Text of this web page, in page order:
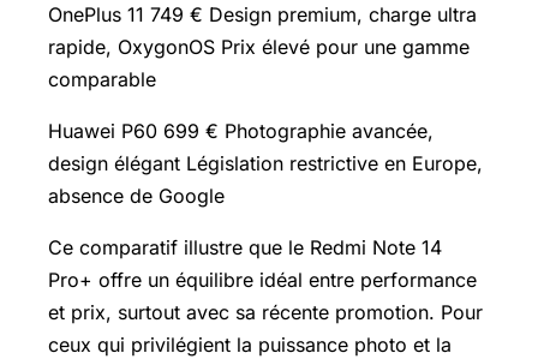
OnePlus 11 749 € Design premium, charge ultra
rapide, OxygonOS Prix élevé pour une gamme
comparable
Huawei P60 699 € Photographie avancée,
design élégant Législation restrictive en Europe,
absence de Google
Ce comparatif illustre que le Redmi Note 14
Pro+ offre un équilibre idéal entre performance
et prix, surtout avec sa récente promotion. Pour
ceux qui privilégient la puissance photo et la